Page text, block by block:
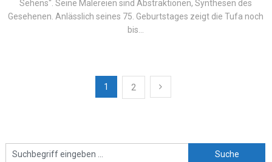
Sehens“. Seine Malereien sind Abstraktionen, Synthesen des
Gesehenen. Anlässlich seines 75. Geburtstages zeigt die Tufa noch
bis...
Seitennummerierung
1 2